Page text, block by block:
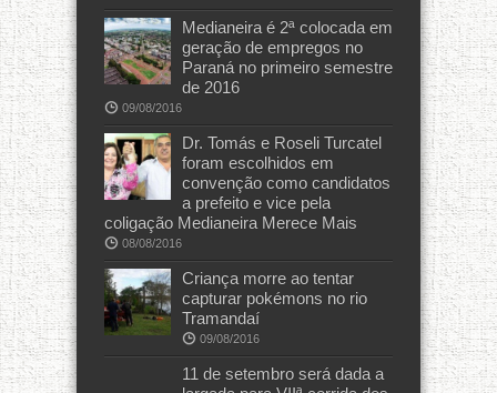
Medianeira é 2ª colocada em
geração de empregos no
Paraná no primeiro semestre
de 2016
09/08/2016
Dr. Tomás e Roseli Turcatel
foram escolhidos em
convenção como candidatos
a prefeito e vice pela
coligação Medianeira Merece Mais
08/08/2016
Criança morre ao tentar
capturar pokémons no rio
Tramandaí
09/08/2016
11 de setembro será dada a